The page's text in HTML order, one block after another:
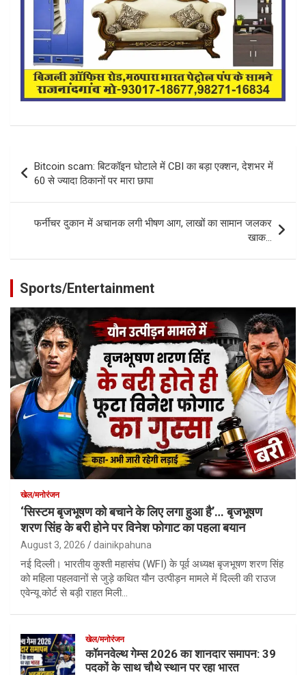
navigation
Bitcoin scam: बिटकॉइन घोटाले में CBI का बड़ा एक्शन, देशभर में
60 से ज्यादा ठिकानों पर मारा छापा
फर्नीचर दुकान में अचानक लगी भीषण आग, लाखों का सामान जलकर
खाक…
Sports/Entertainment
खेल/मनोरंजन
‘सिस्टम बृजभूषण को बचाने के लिए लगा हुआ है’… बृजभूषण
शरण सिंह के बरी होने पर विनेश फोगाट का पहला बयान
August 3, 2026 dainikpahuna
नई दिल्ली। भारतीय कुश्ती महासंघ (WFI) के पूर्व अध्यक्ष बृजभूषण शरण सिंह
को महिला पहलवानों से जुड़े कथित यौन उत्पीड़न मामले में दिल्ली की राउज
एवेन्यू कोर्ट से बड़ी राहत मिली…
खेल/मनोरंजन
कॉमनवेल्थ गेम्स 2026 का शानदार समापन: 39
पदकों के साथ चौथे स्थान पर रहा भारत